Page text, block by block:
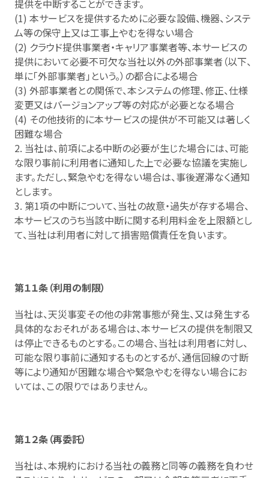
提供を中断することができます。
(1) 本サービスを提供するために必要な設備、機器、システ
ム等の保守上又は工事上やむを得ない場合
(2) クラウド提供事業者・キャリア事業者等、本サービスの
提供において必要不可欠な当社以外の外部事業者（以下、
単に「外部事業者」という。）の都合による場合
(3) 外部事業者との関係で、本システムの修理、修正、仕様
変更又はバージョンアップ等の対応が必要となる場合
(4) その他技術的に本サービスの提供が不可能又は著しく
困難な場合
2. 当社は、前項による中断の必要が生じた場合には、可能
な限り事前に利用者に通知した上で必要な協議を実施し
ます。ただし、緊急やむを得ない場合は、事後遅滞なく通知
とします。
3. 第1項の中断について、当社の故意・過失が存する場合、
本サービスのうち当該中断に関する利用料金を上限額とし
て、当社は利用者に対して損害賠償責任を負います。
第１１条（利用の制限）
当社は、天災事変その他の非常事態が発生、又は発生する
具体的なおそれがある場合は、本サービスの提供を制限又
は停止できるものとする。この場合、当社は利用者に対し、
可能な限り事前に通知するものとするが、通信回線の寸断
等により通知が困難な場合や緊急やむを得ない場合にお
いては、この限りではありません。
第１２条（再委託）
当社は、本規約における当社の義務と同等の義務を負わせ